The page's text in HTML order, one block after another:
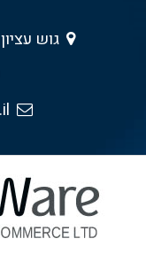
גוש עציון 13 , גבעת שמואל 5403013